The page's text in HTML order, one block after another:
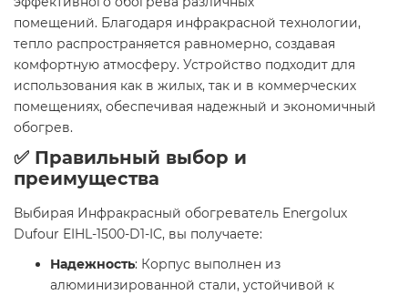
помещений. Благодаря инфракрасной технологии,
тепло распространяется равномерно, создавая
комфортную атмосферу. Устройство подходит для
использования как в жилых, так и в коммерческих
помещениях, обеспечивая надежный и экономичный
обогрев.
✅ Правильный выбор и
преимущества
Выбирая Инфракрасный обогреватель Energolux
Dufour EIHL-1500-D1-IC, вы получаете:
Надежность: Корпус выполнен из
алюминизированной стали, устойчивой к